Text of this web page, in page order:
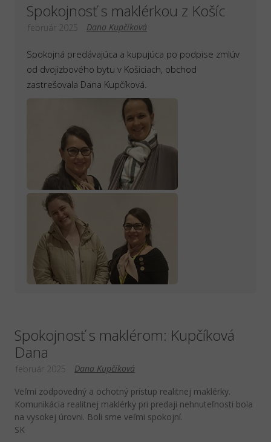
Spokojnosť s maklérkou z Košíc
Dana Kupčíková
február 2025
Spokojná predávajúca a kupujúca po podpise zmlúv
od dvojizbového bytu v Košiciach, obchod
zastrešovala Dana Kupčíková.
Spokojnosť s maklérom: Kupčíková
Dana
Dana Kupčíková
február 2025
Veľmi zodpovedný a ochotný prístup realitnej maklérky.
Komunikácia realitnej maklérky pri predaji nehnuteľnosti bola
na vysokej úrovni. Boli sme veľmi spokojní.
SK